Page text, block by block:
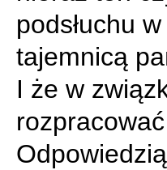
podsłuchu
tajemnicą
I że w